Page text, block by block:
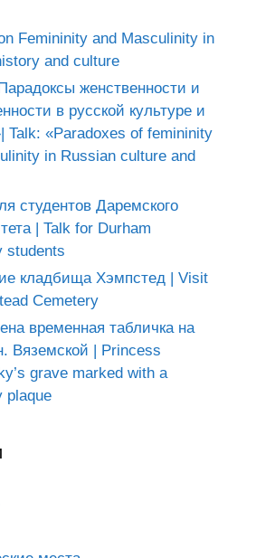
Femininity and Masculinity in
and culture
женственности и
в русской культуре и
Talk: «Paradoxes of femininity
in Russian culture and
студентов Даремского
| Talk for Durham
students
кладбища Хэмпстед | Visit
Cemetery
временная табличка на
Вяземской | Princess
grave marked with a
plaque